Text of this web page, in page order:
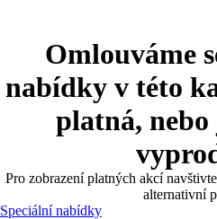
Omlouváme
nabídky v této
platná,
Pro zobrazení platných akcí
alternativní
Speciální nabídky